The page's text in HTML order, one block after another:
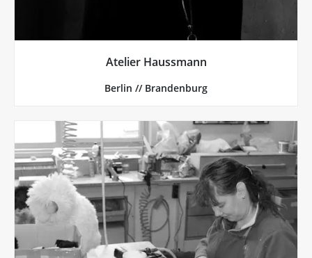
Atelier Haussmann
Berlin // Brandenburg
Atelier Haussmann, Berlin // Brandenburg
Alles, was mit Stahl zu tun hat, ist bei Andreas
Hausmann und seinem Team in festen Händen. Und
wer zuhause ein echtes Poggibonsi Regal an der
mehr von Meier . Germany